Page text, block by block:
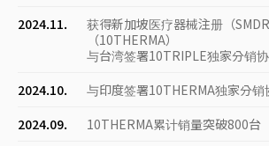
2024.11.
获得新加坡医疗器械注册（
（10THERMA）
与台湾签署10TRIPLE独家分销
2024.10.
与印度签署10THERMA独家分销
2024.09.
10THERMA累计销量突破800台